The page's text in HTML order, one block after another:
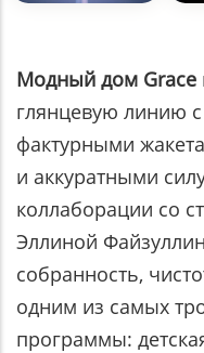
Модный дом Grace
глянцевую линию
фактурными
и аккуратными
коллаборации со
Эллиной
собранность,
одним из самых
программы: